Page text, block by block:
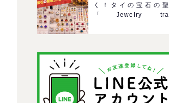
く！タイの宝石の
「Jewelry